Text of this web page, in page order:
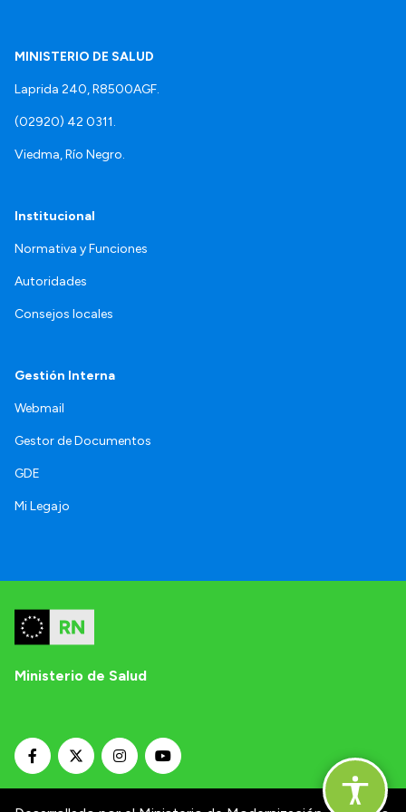
MINISTERIO DE SALUD
Laprida 240, R8500AGF.
(02920) 42 0311.
Viedma, Río Negro.
Institucional
Normativa y Funciones
Autoridades
Consejos locales
Gestión Interna
Webmail
Gestor de Documentos
GDE
Mi Legajo
Ministerio de Salud